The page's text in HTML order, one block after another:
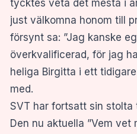
tycktes veta det mesta i
just välkomna honom till
försynt sa: ”Jag kanske
överkvalificerad, för jag
heliga Birgitta i ett
med.
SVT har fortsatt sin
Den nu aktuella ”Vem vet